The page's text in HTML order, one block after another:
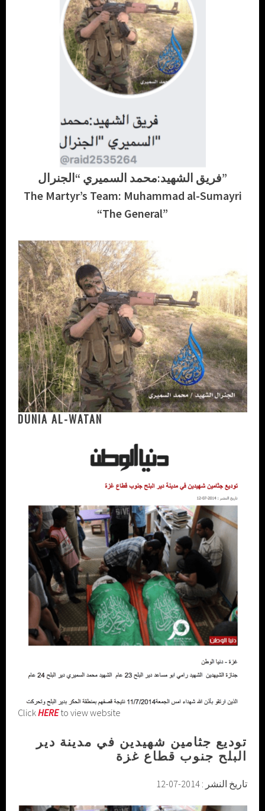
فريق الشهيد:محمد السميري “الجنرال”
The Martyr’s Team: Muhammad al-Sumayri
“The General”
DUNIA AL-WATAN
ClickHEREto view website
توديع جثامين شهيدين في مدينة دير
البلح جنوب قطاع غزة
تاريخ النشر : 2014-07-12